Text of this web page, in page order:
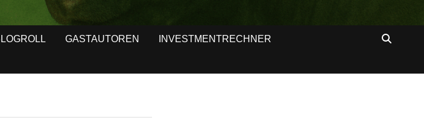
GASTAUTOREN INVESTMENTRECHNER